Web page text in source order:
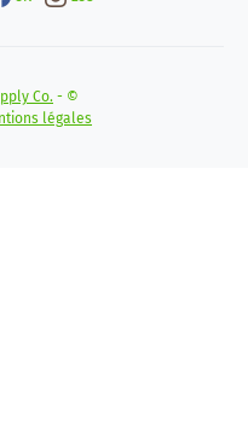
Co. - ©
légales